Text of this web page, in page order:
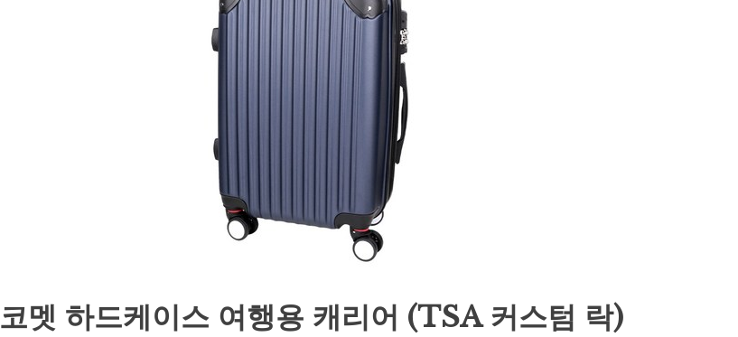
코멧 하드케이스 여행용 캐리어 (TSA 커스텀 락)